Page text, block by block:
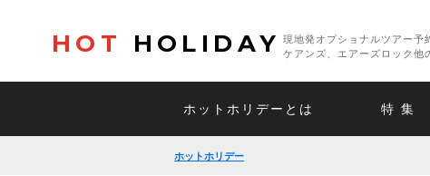
HOT HOLIDAY
現地発オプショナルツアー予
ケアンズ、エアーズロック他
ホットホリデーとは 特 集
ホットホリデー